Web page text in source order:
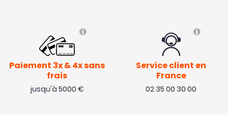
Paiement 3x & 4x sans
frais
jusqu'à 5000 €
Service client en
France
02 35 00 30 00